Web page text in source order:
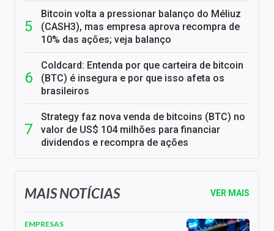
Bitcoin volta a pressionar balanço do Méliuz
(CASH3), mas empresa aprova recompra de
10% das ações; veja balanço
Coldcard: Entenda por que carteira de bitcoin
(BTC) é insegura e por que isso afeta os
brasileiros
Strategy faz nova venda de bitcoins (BTC) no
valor de US$ 104 milhões para financiar
dividendos e recompra de ações
MAIS NOTÍCIAS VER MAIS
EMPRESAS